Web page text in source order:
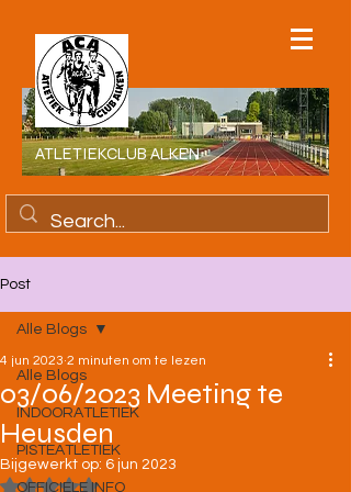
ATLETIEKCLUB ALKEN
Post
Alle Blogs
INDOORATLETIEK
PISTEATLETIEK
OFFICIELE INFO
Alle Blogs
03/06/2023 Meeting te
Heusden
4 jun 2023 2 minuten om te lezen
Bijgewerkt op: 6 jun 2023
Beoordeeld met NaN uit 5 sterren.